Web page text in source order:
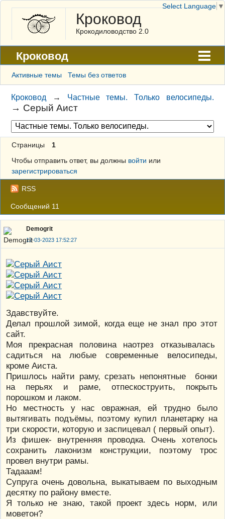
Кроковод
Крокодиловодство 2.0
Кроковод
Форум
Архив
ГАЛЕРЕЯ
Правила
Поиск
Регистрация
Вход
Активные темы Темы без ответов
Кроковод → Частные темы. Только велосипеды.
→ Серый Аист
Страницы
1
Чтобы отправить ответ, вы должны войти или
зарегистрироваться
RSS
Сообщений 11
Demogrit
12-03-2023 17:52:27
Здавствуйте.
Делал прошлой зимой, когда еще не знал про этот
сайт.
Моя прекрасная половина наотрез отказывалась
садиться на любые современные велосипеды,
кроме Аиста.
Пришлось найти раму, срезать непонятные бонки
на перьях и раме, отпескоструить, покрыть
порошком и лаком.
Но местность у нас овражная, ей трудно было
вытягивать подъёмы, поэтому купил планетарку на
три скорости, которую и заспицевал ( первый опыт).
Из фишек- внутренняя проводка. Очень хотелось
сохранить лаконизм конструкции, поэтому трос
провел внутри рамы.
Тадааам!
Супруга очень довольна, выкатываем по выходным
десятку по району вместе.
Я только не знаю, такой проект здесь норм, или
моветон?
Select Language ▼